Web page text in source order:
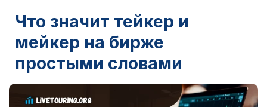
Что значит тейкер и
мейкер на бирже
простыми словами